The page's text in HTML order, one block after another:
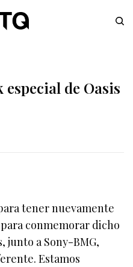
especial de Oasis
tener nuevamente
para conmemorar dicho
junto a Sony-BMG,
Estamos